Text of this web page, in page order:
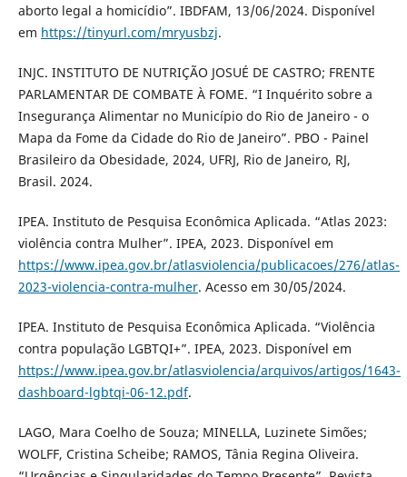
aborto legal a homicídio”. IBDFAM, 13/06/2024. Disponível
em https://tinyurl.com/mryusbzj.
INJC. INSTITUTO DE NUTRIÇÃO JOSUÉ DE CASTRO; FRENTE
PARLAMENTAR DE COMBATE À FOME. “I Inquérito sobre a
Insegurança Alimentar no Município do Rio de Janeiro - o
Mapa da Fome da Cidade do Rio de Janeiro”. PBO - Painel
Brasileiro da Obesidade, 2024, UFRJ, Rio de Janeiro, RJ,
Brasil. 2024.
IPEA. Instituto de Pesquisa Econômica Aplicada. “Atlas 2023:
violência contra Mulher”. IPEA, 2023. Disponível em
https://www.ipea.gov.br/atlasviolencia/publicacoes/276/atlas-
2023-violencia-contra-mulher. Acesso em 30/05/2024.
IPEA. Instituto de Pesquisa Econômica Aplicada. “Violência
contra população LGBTQI+”. IPEA, 2023. Disponível em
https://www.ipea.gov.br/atlasviolencia/arquivos/artigos/1643-
dashboard-lgbtqi-06-12.pdf.
LAGO, Mara Coelho de Souza; MINELLA, Luzinete Simões;
WOLFF, Cristina Scheibe; RAMOS, Tânia Regina Oliveira.